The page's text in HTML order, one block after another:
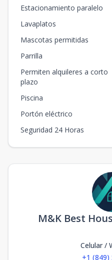
Estacionamiento paralelo
Lavaplatos
Mascotas permitidas
Parrilla
Permiten alquileres a corto
plazo
Piscina
Portón eléctrico
Seguridad 24 Horas
M&K Best
Celular /
+1 (849)